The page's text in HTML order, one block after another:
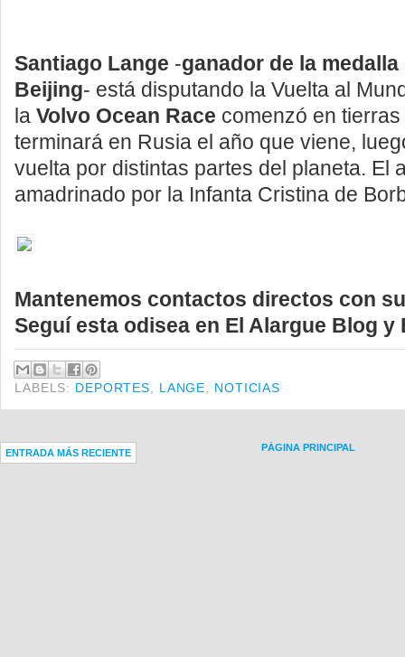
Santiago Lange -ganador de la
Beijing- está disputando la Vuelta al
la Volvo Ocean Race comenzó en
terminará en Rusia el año que viene,
vuelta por distintas partes del planeta. El
amadrinado por la Infanta Cristina de
Mantenemos contactos directos con
Seguí esta odisea en El Alargue Blog y
LABELS: DEPORTES LANGE NOTICIAS
ENTRADA MÁS RECIENTE PÁGINA PRINCIPAL